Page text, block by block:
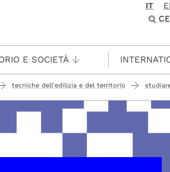
IT
E SOCIETÀ
tecniche dell'edilizia e del territorio